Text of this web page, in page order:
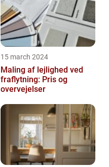
15 march 2024
Maling af lejlighed ved
fraflytning: Pris og
overvejelser